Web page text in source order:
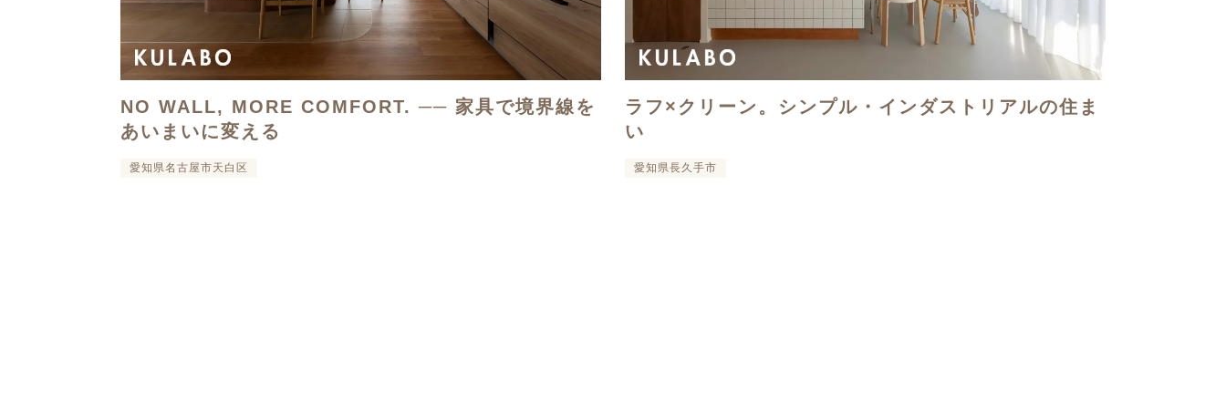
NO WALL, MORE COMFORT. ── 家具で境界線を
あいまいに変える
愛知県名古屋市天白区
ラフ×クリーン。シンプル・インダストリアルの住ま
い
愛知県長久手市